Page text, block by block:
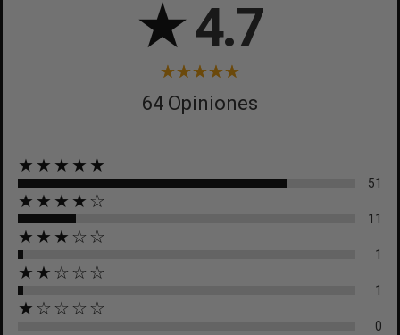
★4.7
64 Opiniones
★★★★★
51
★★★★☆
11
★★★☆☆
1
★★☆☆☆
1
★☆☆☆☆
0